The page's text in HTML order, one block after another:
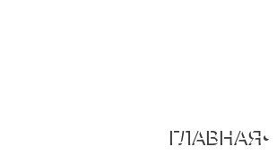
ГЛАВНАЯ•